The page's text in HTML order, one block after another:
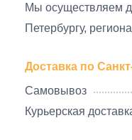
Мы осуществляем
Петербургу,
Доставка по
Самовывоз
Курьерская